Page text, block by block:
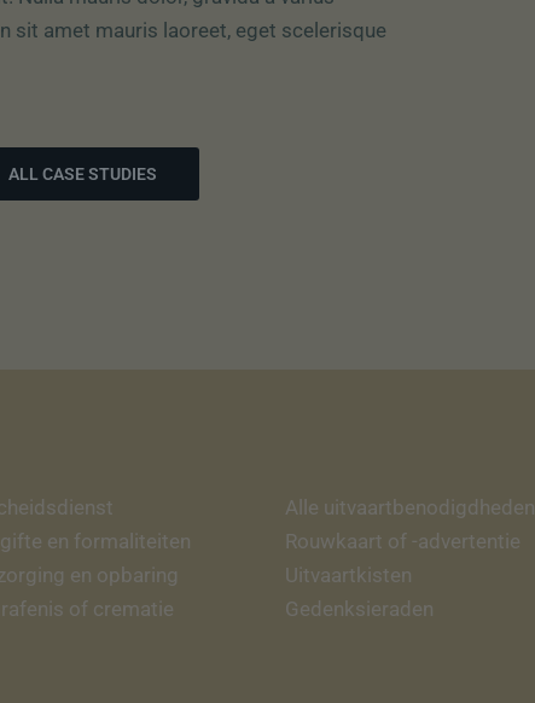
sit amet mauris laoreet, eget scelerisque
ALL CASE STUDIES
en formaliteiten
en opbaring
of crematie
Alle uitvaartbenodigdheden
Rouwkaart of -advertentie
Uitvaartkisten
Gedenksieraden